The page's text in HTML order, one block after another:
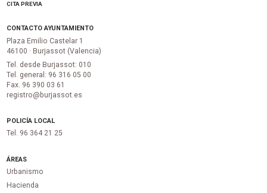
CITA PREVIA
CONTACTO AYUNTAMIENTO
Plaza Emilio Castelar 1
46100 · Burjassot (Valencia)
Tel. desde Burjassot: 010
Tel. general: 96 316 05 00
Fax. 96 390 03 61
registro@burjassot.es
POLICÍA LOCAL
Tel. 96 364 21 25
ÁREAS
Urbanismo
Hacienda